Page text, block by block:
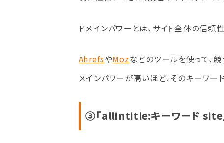
ドメインパワーとは、サイト全体の信
AhrefsやMozなどのツールを使って、
メインパワーが高いほど、そのキーワー
③「allintitle:キーワード site」